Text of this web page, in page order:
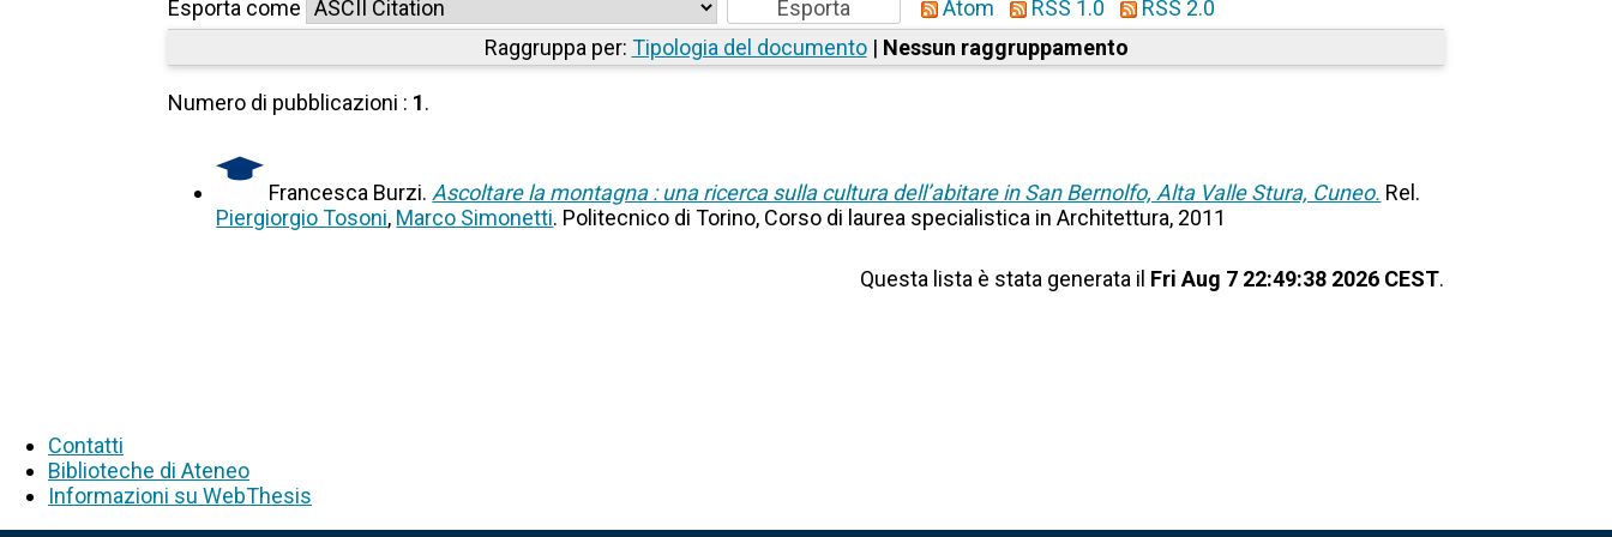
Esporta come Atom RSS 1.0
RSS 2.0
Raggruppa per: Tipologia del documento| Nessun raggruppamento
Numero di pubblicazioni : 1.
Francesca Burzi.Ascoltare la montagna : una ricerca sulla cultura dell’abitare in San Bernolfo, Alta Valle Stura, Cuneo. Rel.
Piergiorgio Tosoni, Marco Simonetti. Politecnico di Torino, Corso di laurea specialistica in Architettura, 2011
Questa lista è stata generata il Fri Aug 7 22:49:38 2026 CEST.
Contatti
Biblioteche di Ateneo
Informazioni su WebThesis